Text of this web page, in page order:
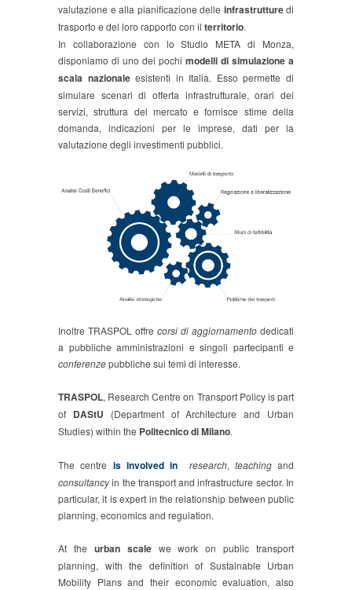
valutazione e alla pianificazione delle infrastrutturedi
trasporto e del loro rapporto con il territorio.
In collaborazione con lo Studio META di Monza,
disponiamo di uno dei pochi modelli di simulazione a
scala nazionaleesistenti in Italia. Esso permette di
simulare scenari di offerta infrastrutturale, orari dei
servizi, struttura del mercato e fornisce stime della
domanda, indicazioni per le imprese, dati per la
valutazione degli investimenti pubblici.
Inoltre TRASPOL offre corsi di aggiornamento dedicati
a pubbliche amministrazioni e singoli partecipanti e
conferenzepubbliche sui temi di interesse.
TRASPOL, Research Centre on Transport Policy is part
of DAStU (Department of Architecture and Urban
Studies) within the Politecnico di Milano.
The centre is involved in research, teachingand
consultancyin the transport and infrastructure sector. In
particular, it is expert in the relationship between public
planning, economics and regulation.
At the urban scalewe work on public transport
planning, with the definition of Sustainable Urban
Mobility Plans and their economic evaluation, also